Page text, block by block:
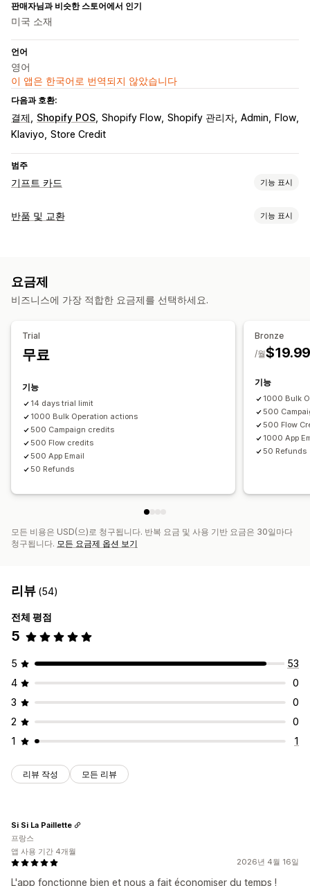
판매자님과 비슷한 스토어에서 인기
미국 소재
언어
영어
이 앱은 한국어로 번역되지 않았습니다
다음과 호환:
결제 Shopify POS Shopify Flow Shopify 관리자 Admin
Flow
Klaviyo Store Credit
범주
기프트 카드 기능 표시
카드 유형
사용자 지정 금액
잔액 페이지
기프트 메시지 만료 날짜
미리 알림
배송 옵션
대량으로 보내기
반품 및 교환 기능 표시
반품 관리
요금제
비즈니스에 가장 적합한 요금제를 선택하세요.
Trial
무료
기능
14 days trial limit
1000 Bulk Operation actions
500 Campaign credits
500 Flow credits
500 App Email
50 Refunds
Bronze
/월
기능
1000 Bulk
500
500 Flow
1000 App
50 Refunds
모든 비용은 USD(으)로 청구됩니다. 반복 요금 및 사용 기반 요금은 30일마다
청구됩니다. 모든 요금제 옵션 보기
리뷰 (54)
전체 평점
5
5
53
4
0
3
0
2
0
1
1
리뷰 작성 모든 리뷰
2026년 4월 16일
L'app fonctionne bien et nous a fait économiser du temps !
Si Si La Paillette
프랑스
앱 사용 기간 4개월